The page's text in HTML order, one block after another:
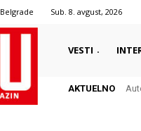
Belgrade Sub. 8. avgust, 2026
VESTI
AKTUELNO